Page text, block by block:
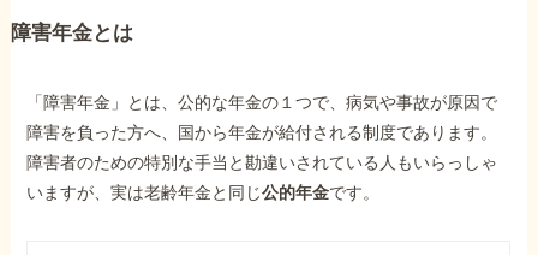
障害年金とは
「障害年金」とは、公的な年金の１つで、病気や事故が原因で
障害を負った方へ、国から年金が給付される制度であります。
障害者のための特別な手当と勘違いされている人もいらっしゃ
いますが、実は老齢年金と同じ公的年金です。